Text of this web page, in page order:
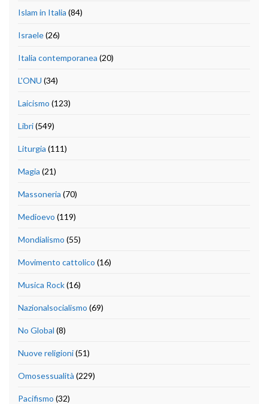
Islam in Italia (84)
Israele(26)
Italia contemporanea (20)
L'ONU (34)
Laicismo (123)
Libri(549)
Liturgia (111)
Magia (21)
Massoneria (70)
Medioevo (119)
Mondialismo (55)
Movimento cattolico (16)
Musica Rock(16)
Nazionalsocialismo (69)
No Global (8)
Nuove religioni(51)
Omosessualità (229)
Pacifismo (32)